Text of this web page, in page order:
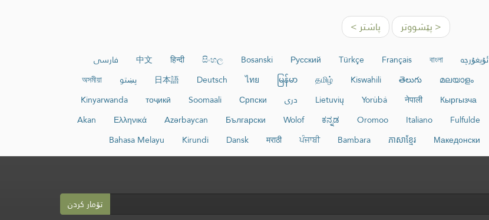
< پێشووتر پاشتر >
ئۇيغۇرچە বাংলা
Français
Türkçe
Русский
Bosanski
සිංහල
हिन्दी
中文
فارسی
മലയാളം
తెలుగు
Kiswahili
தமிழ்
မြန်မာ
ไทย
Deutsch
日本語 پښتو
অসমীয়া
Кыргызча
नेपाली
Yorùbá
Lietuvių دری Српски
Soomaali
тоҷикӣ
Kinyarwanda
Fulfulde
Italiano
Oromoo
ಕನ್ನಡ
Wolof
Български
Azərbaycan
Ελληνικά
Akan
Македонски
ភាសាខ្មែរ
Bambara
ਪੰਜਾਬੀ
मराठी
Dansk
Kirundi
Bahasa Melayu
تۆمار کردن